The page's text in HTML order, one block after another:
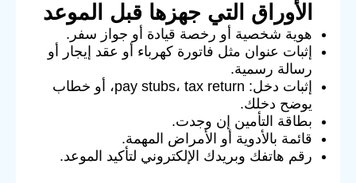
الأوراق التي جهزها قبل الموعد
هوية شخصية أو رخصة قيادة أو جواز سفر.
إثبات عنوان مثل فاتورة كهرباء أو عقد إيجار أو
رسالة رسمية.
إثبات دخل: pay stubs، tax return، أو خطاب
يوضح دخلك.
بطاقة التأمين إن وجدت.
قائمة بالأدوية أو الأمراض المهمة.
رقم هاتفك وبريدك الإلكتروني لتأكيد الموعد.